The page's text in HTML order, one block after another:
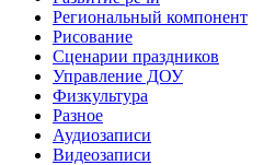
Региональный компонент
Рисование
Сценарии праздников
Управление ДОУ
Физкультура
Разное
Аудиозаписи
Видеозаписи